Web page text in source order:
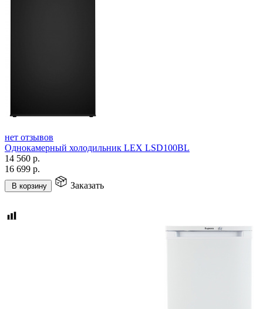
нет отзывов
Однокамерный холодильник LEX LSD100BL
14 560 р.
16 699 р.
В корзину Заказать